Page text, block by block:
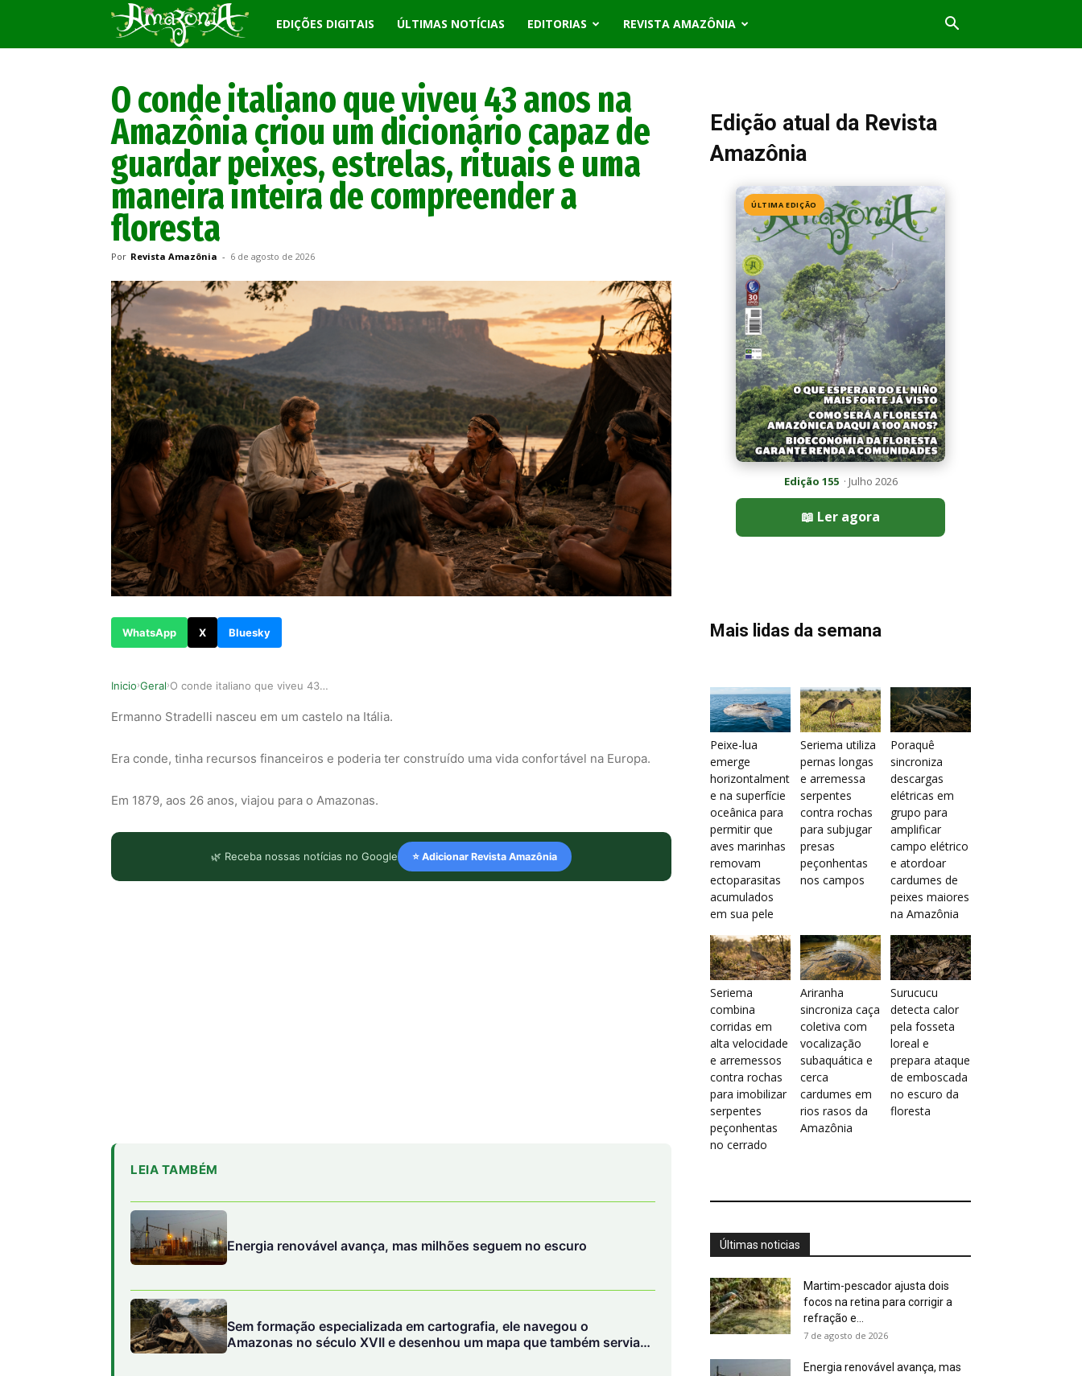
Revista
EDIÇÕES DIGITAIS ÚLTIMAS NOTÍCIAS EDITORIAS REVISTA AMAZÔNIA
O conde italiano que viveu 43 anos na
Amazônia criou um dicionário capaz de
guardar peixes, estrelas, rituais e uma
maneira inteira de compreender a
floresta
Por Revista Amazônia - 6 de agosto de 2026
WhatsApp X Bluesky
Inicio›Geral› O conde italiano que viveu 43 anos na Amazônia …
Ermanno Stradelli nasceu em um castelo na Itália.
Era conde, tinha recursos financeiros e poderia ter construído uma vida confortável na Europa.
Em 1879, aos 26 anos, viajou para o Amazonas.
🌿 Receba nossas notícias no Google ⭐ Adicionar Revista Amazônia
LEIA TAMBÉM
Energia renovável avança, mas milhões seguem no escuro
Sem formação especializada em cartografia, ele navegou o
Amazonas no século XVII e desenhou um mapa que também servia
Edição atual da Revista
Amazônia
ÚLTIMA EDIÇÃO
Edição 155· Julho 2026
📖 Ler agora
Mais lidas da semana
Peixe-lua
emerge
horizontalment
e na superfície
oceânica para
permitir que
aves marinhas
removam
ectoparasitas
acumulados
em sua pele
Seriema utiliza
pernas longas
e arremessa
serpentes
contra rochas
para subjugar
presas
peçonhentas
nos campos
Poraquê
sincroniza
descargas
elétricas em
grupo para
amplificar
campo elétrico
e atordoar
cardumes de
peixes maiores
na Amazônia
Seriema
combina
corridas em
alta velocidade
e arremessos
contra rochas
para imobilizar
serpentes
peçonhentas
no cerrado
Ariranha
sincroniza caça
coletiva com
vocalização
subaquática e
cerca
cardumes em
rios rasos da
Amazônia
Surucucu
detecta calor
pela fosseta
loreal e
prepara ataque
de emboscada
no escuro da
floresta
Últimas noticias
Martim-pescador ajusta dois
focos na retina para corrigir a
refração e...
7 de agosto de 2026
Energia renovável avança, mas